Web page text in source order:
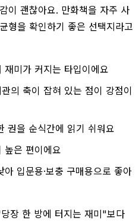
이 괜찮아요. 만화책을 자주 사
형을 확인하기 좋은 선택지라고
재미가 커지는 타입이에요
의 축이 잡혀 있는 점이 강점이
권을 순식간에 읽기 쉬워요
높은 편이에요
입문용·보충 구매용으로 좋아
장 한 방에 터지는 재미"보다